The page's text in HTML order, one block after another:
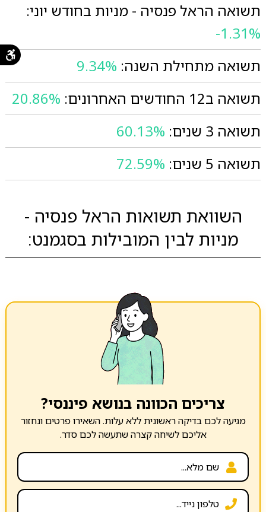
תשואה הראל פנסיה - מניות בחודש יוני:
-1.31%
תשואה מתחילת השנה: 9.34%
תשואה ב12 החודשים האחרונים:
20.86%
תשואה 3 שנים:
60.13%
תשואה 5 שנים:
72.59%
השוואת תשואות הראל פנסיה -
מניות לבין המובילות בסגמנט:
צריכים הכוונה בנושא פיננסי?
מגיעה לכם בדיקה ראשונית ללא עלות. השאירו פרטים ונחזור
אליכם לשיחה קצרה שתעשה לכם סדר.